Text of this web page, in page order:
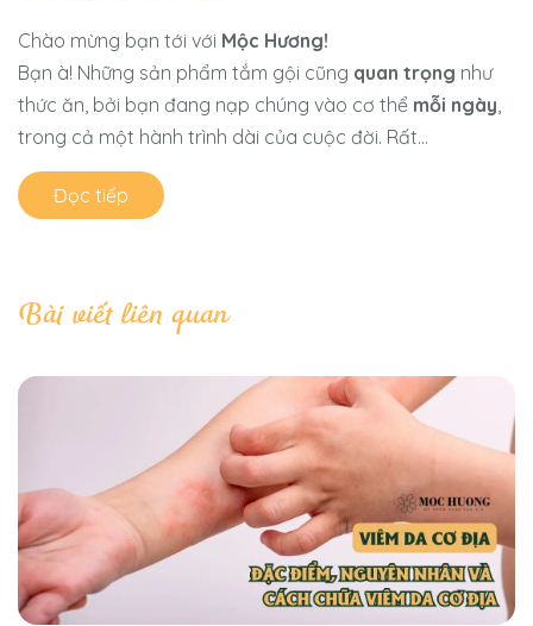
Chào mừng bạn tới với Mộc Hương!
Bạn à! Những sản phẩm tắm gội cũng quan trọng như
thức ăn, bởi bạn đang nạp chúng vào cơ thể mỗi ngày
trong cả một hành trình dài của cuộc đời. Rất...
Đọc tiếp
Bài viết liên quan